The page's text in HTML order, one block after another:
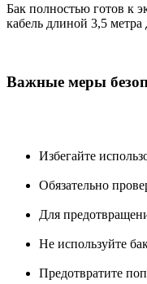
Бак полностью готов к
кабель длиной 3,5
Важные меры
Избегайте
Обязательно
Для
Не используйте
Предотвратите